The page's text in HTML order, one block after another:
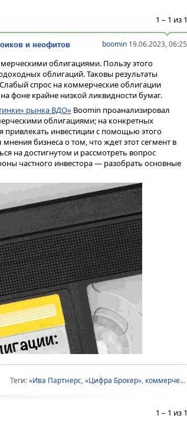
1 – 1 из 1
boomin 19.06.2023, 06:25
и неофитов
облигациями. Пользу этого
облигаций. Таковы результаты
спрос на коммерческие облигации
фоне крайне низкой ликвидности бумаг.
рынка ВДО» Boomin проанализировал
облигациями; на конкретных
привлекать инвестиции с помощью этого
бизнеса о том, что ждет этот сегмент в
на достигнутом и рассмотреть вопрос
частного инвестора — разобрать основные
Теги:«Ива Партнерс,«Цифра Брокер», коммерческие облигации
1 – 1 из 1